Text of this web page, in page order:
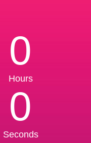
0
Hours
0
Seconds